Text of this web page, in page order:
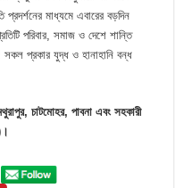
মাধ্যমে এবারের বড়দিন
পরিবার, সমাজ ও দেশে শান্তি
সকল প্রকার যুদ্ধ ও হানাহানি বন্ধ
চাটমোহর, পাবনা এবং সহকারী